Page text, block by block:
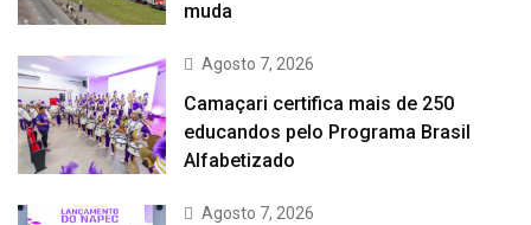
muda
Agosto 7, 2026
Camaçari certifica mais de 250
educandos pelo Programa Brasil
Alfabetizado
Agosto 7, 2026